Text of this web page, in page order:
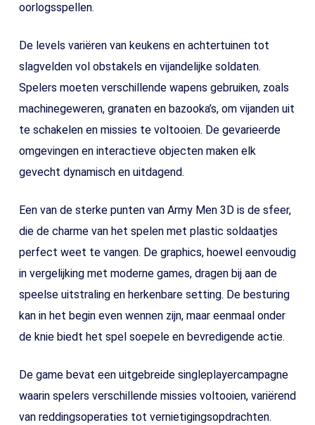
oorlogsspellen.
De levels variëren van keukens en achtertuinen tot
slagvelden vol obstakels en vijandelijke soldaten.
Spelers moeten verschillende wapens gebruiken, zoals
machinegeweren, granaten en bazooka’s, om vijanden uit
te schakelen en missies te voltooien. De gevarieerde
omgevingen en interactieve objecten maken elk
gevecht dynamisch en uitdagend.
Een van de sterke punten van Army Men 3D is de sfeer,
die de charme van het spelen met plastic soldaatjes
perfect weet te vangen. De graphics, hoewel eenvoudig
in vergelijking met moderne games, dragen bij aan de
speelse uitstraling en herkenbare setting. De besturing
kan in het begin even wennen zijn, maar eenmaal onder
de knie biedt het spel soepele en bevredigende actie.
De game bevat een uitgebreide singleplayercampagne
waarin spelers verschillende missies voltooien, variërend
van reddingsoperaties tot vernietigingsopdrachten.